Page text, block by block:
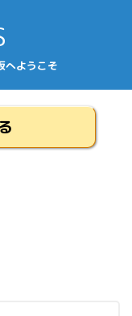
へようこそ